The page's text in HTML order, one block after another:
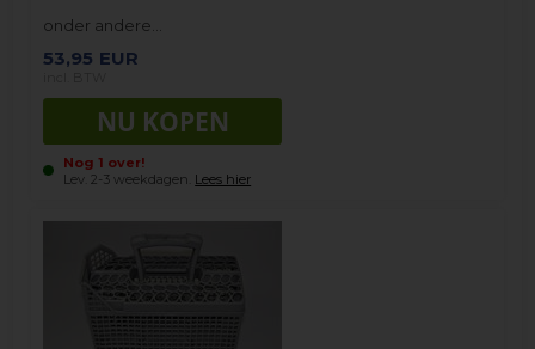
onder andere…
53,95 EUR
Nog 1 over!
Lev. 2-3 weekdagen. Lees hier